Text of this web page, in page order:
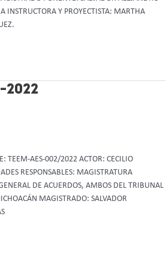
INSTRUCTORA Y PROYECTISTA: MARTHA
2022
TEEM-AES-002/2022 ACTOR: CECILIO
RESPONSABLES: MAGISTRATURA
DE ACUERDOS, AMBOS DEL TRIBUNAL
MAGISTRADO: SALVADOR